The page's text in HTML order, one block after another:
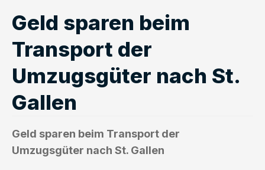
Geld sparen beim
Transport der
Umzugsgüter nach St.
Gallen
Geld sparen beim Transport der
Umzugsgüter nach St. Gallen